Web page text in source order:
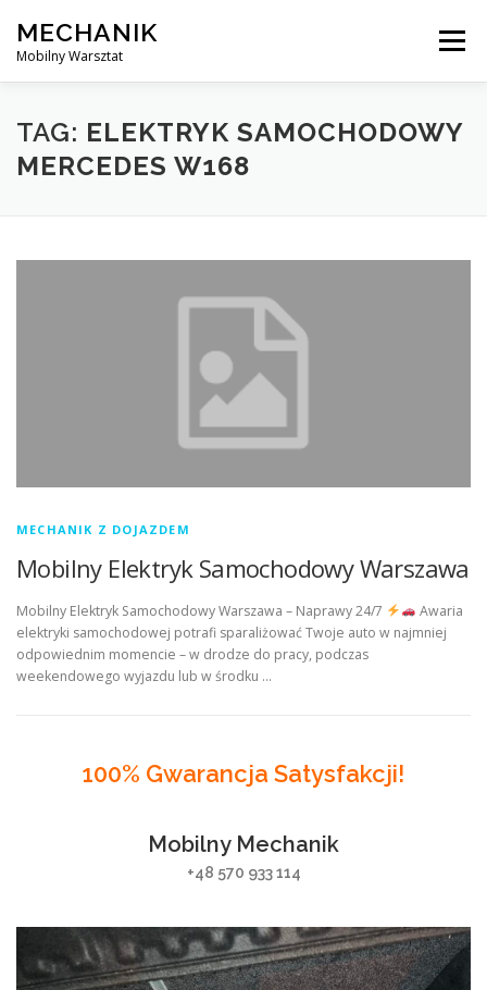
content
MECHANIK
Mobilny Warsztat
Menu
MOBILNY MECHANIK ELEKTRYK SAMOCHODOWY
TAG: ELEKTRYK SAMOCHODOWY
MERCEDES W168
MECHANIK Z DOJAZDEM
Mobilny Elektryk Samochodowy Warszawa
Mobilny Elektryk Samochodowy Warszawa – Naprawy 24/7
Awaria
elektryki samochodowej potrafi sparaliżować Twoje auto w najmniej
odpowiednim momencie – w drodze do pracy, podczas
weekendowego wyjazdu lub w środku …
100% Gwarancja Satysfakcji!
Mobilny Mechanik
+48 570 933 114